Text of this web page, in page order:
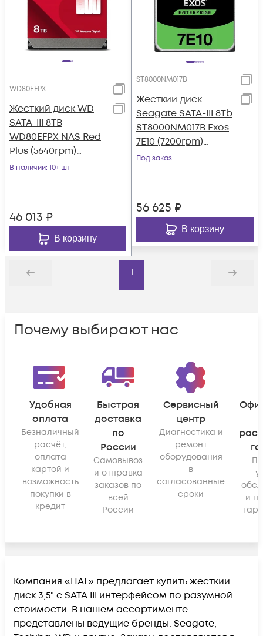
WD80EFPX
Жесткий диск WD
SATA-III 8TB
WD80EFPX NAS Red
Plus (5640rpm)
256Mb 3.5"
В наличии: 10+ шт
46 013 ₽
В корзину
ST8000NM017B
Жесткий диск
Seagate SATA-III 8Tb
ST8000NM017B Exos
7E10 (7200rpm)
256Mb 3.5"
Под заказ
56 625 ₽
В корзину
Назад
1
Дальше
Почему выбирают нас
Удобная
оплата
Безналичный
расчёт,
оплата
картой и
возможность
покупки в
кредит
Быстрая
доставка
по
России
Самовывоз
и отправка
заказов по
всей
России
Сервисный
центр
Диагностика и
ремонт
оборудования
в
согласованные
сроки
и
Компания «НАГ» предлагает купить жесткий
диск 3,5" с SATA III интерфейсом по разумной
стоимости. В нашем ассортименте
представлены ведущие бренды: Seagate,